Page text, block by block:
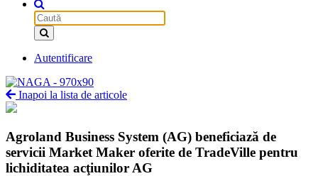
Autentificare
Inapoi la lista de articole
Agroland Business System (AG) beneficiază de
servicii Market Maker oferite de TradeVille pentru
lichiditatea acţiunilor AG